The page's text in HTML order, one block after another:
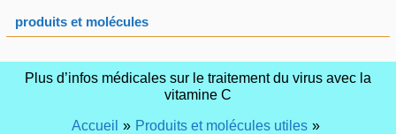
produits et molécules
Plus d’infos médicales sur le traitement du virus avec la
vitamine C
Accueil
Produits et molécules utiles